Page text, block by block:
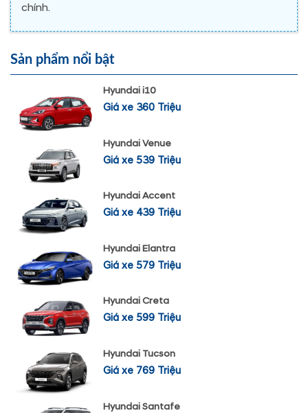
chính.
Sản phẩm nổi bật
Hyundai i10
Giá xe 360 Triệu
Hyundai Venue
Giá xe 539 Triệu
Hyundai Accent
Giá xe 439 Triệu
Hyundai Elantra
Giá xe 579 Triệu
Hyundai Creta
Giá xe 599 Triệu
Hyundai Tucson
Giá xe 769 Triệu
Hyundai Santafe